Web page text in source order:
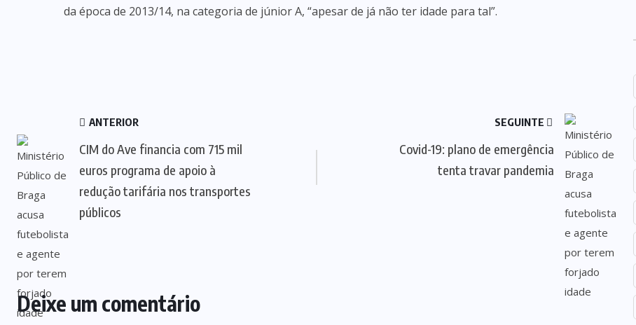
da época de 2013/14, na categoria de júnior A, “apesar de já não ter idade para tal”.
ANTERIOR
CIM do Ave financia com 715 mil
euros programa de apoio à
redução tarifária nos transportes
públicos
SEGUINTE
Covid-19: plano de emergência
tenta travar pandemia
Deixe um comentário